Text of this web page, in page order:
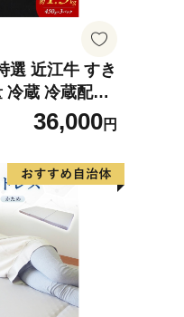
選 近江牛 すき
冷蔵 冷蔵配送
毛和牛 肩ロー
焼き肉 すき焼
和牛 ブランド
36,000円